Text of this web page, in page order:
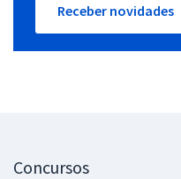
Receber novidades
Concursos